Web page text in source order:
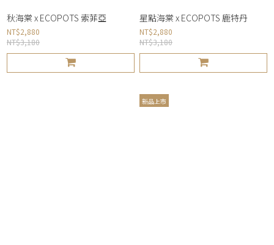
秋海棠 x ECOPOTS 索菲亞
NT$2,880
NT$3,180
星點海棠 x ECOPOTS 鹿特丹
NT$2,880
NT$3,180
新品上市